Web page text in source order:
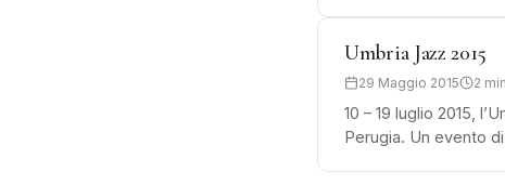
Umbria Jazz 2015
29 Maggio 2015 2
10 – 19 luglio 2015,
Perugia. Un evento